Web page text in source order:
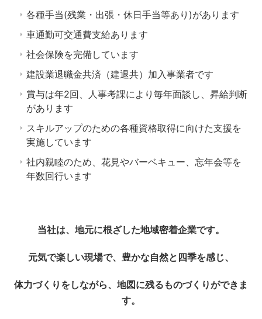
各種手当(残業・出張・休日手当等あり)があります
車通勤可交通費支給あります
社会保険を完備しています
建設業退職金共済（建退共）加入事業者です
賞与は年2回、人事考課により毎年面談し、昇給判断
があります
スキルアップのための各種資格取得に向けた支援を
実施しています
社内親睦のため、花見やバーベキュー、忘年会等を
年数回行います
当社は、地元に根ざした地域密着企業です。
元気で楽しい現場で、豊かな自然と四季を感じ、
体力づくりをしながら、地図に残るものづくりができま
す。